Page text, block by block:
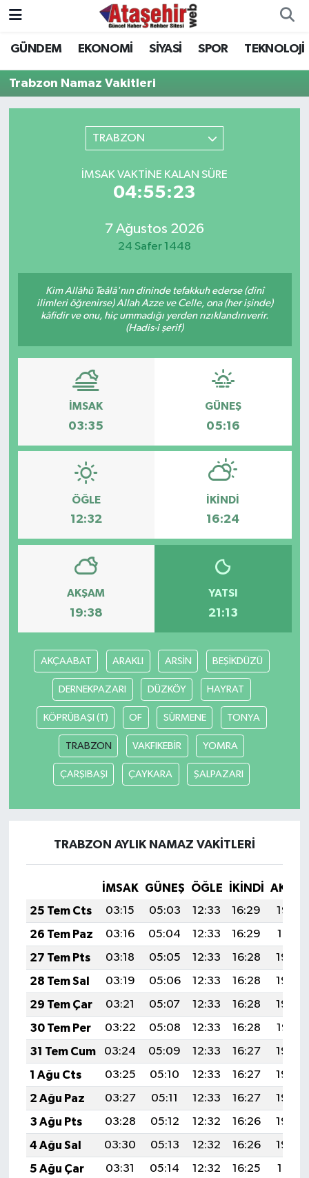
GÜNDEM EKONOMİ SİYASİ SPOR TEKNOLOJİ
Trabzon Namaz Vakitleri
TRABZON
İMSAK VAKTINE KALAN SÜRE
04:55:23
7 Ağustos 2026
24 Safer 1448
Kim Allâhü Teâlâ'nın dininde tefakkuh ederse (dînî
ilimleri öğrenirse) Allah Azze ve Celle, ona (her işinde)
kâfidir ve onu, hiç ummadığı yerden rızıklandırıverir.
(Hadis-i şerif)
İMSAK
03:35
GÜNEŞ
05:16
ÖĞLE
12:32
İKINDI
16:24
AKŞAM
19:38
YATSI
21:13
AKÇAABAT ARAKLI ARSİN BEŞİKDÜZÜ
DERNEKPAZARI DÜZKÖY HAYRAT
KÖPRÜBAŞI (T) OF SÜRMENE TONYA
TRABZON VAKFIKEBİR YOMRA
ÇARŞIBAŞI ÇAYKARA ŞALPAZARI
TRABZON AYLIK NAMAZ VAKITLERI
İMSAK GÜNEŞ ÖĞLE İKINDI
25 Tem Cts
03:15 05:03 12:33 16:29
19:52
26 Tem Paz
03:16 05:04 12:33 16:29
19:51
27 Tem Pts
03:18 05:05 12:33 16:28
19:50
28 Tem Sal
03:19 05:06 12:33 16:28
19:49
29 Tem Çar
03:21 05:07 12:33 16:28
19:48
30 Tem Per
03:22 05:08 12:33 16:28
19:47
31 Tem Cum
03:24 05:09 12:33 16:27
19:46
1 Ağu Cts
03:25 05:10 12:33 16:27
19:45
2 Ağu Paz
03:27 05:11 12:33 16:27
19:44
3 Ağu Pts
03:28 05:12 12:32 16:26
19:43
4 Ağu Sal
03:30 05:13 12:32 16:26
19:42
5 Ağu Çar
03:31 05:14 12:32 16:25
19:41
Hava Durumu
Trafik Durumu
Son Dakika Haberleri